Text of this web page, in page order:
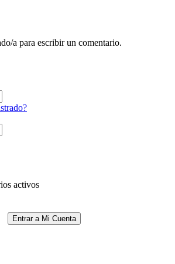
a para escribir un comentario.
activos
Entrar a Mi Cuenta